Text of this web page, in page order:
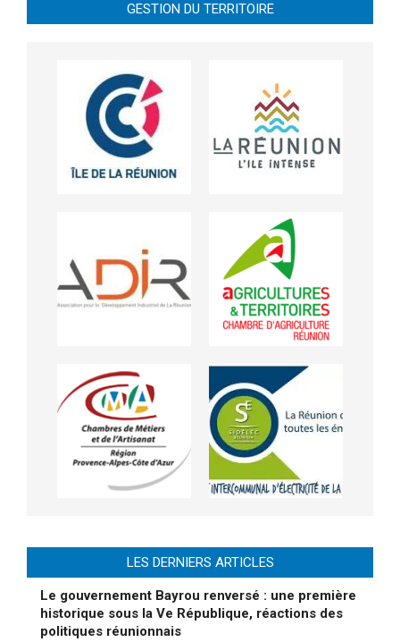
GESTION DU TERRITOIRE
LES DERNIERS ARTICLES
Le gouvernement Bayrou renversé : une première
historique sous la Ve République, réactions des
politiques réunionnais